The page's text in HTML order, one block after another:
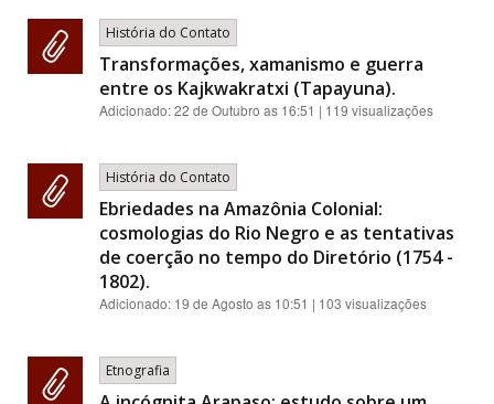
História do Contato
Transformações, xamanismo e guerra
entre os Kajkwakratxi (Tapayuna).
Adicionado:22 de Outubro as 16:51 | 119 visualizações
História do Contato
Ebriedades na Amazônia Colonial:
cosmologias do Rio Negro e as tentativas
de coerção no tempo do Diretório (1754 -
1802).
Adicionado: 19 de Agosto as 10:51 | 103 visualizações
Etnografia